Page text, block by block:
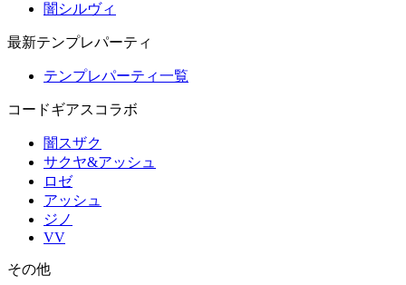
闇シルヴィ
最新テンプレパーティ
テンプレパーティ一覧
コードギアスコラボ
闇スザク
サクヤ&アッシュ
ロゼ
アッシュ
ジノ
VV
その他